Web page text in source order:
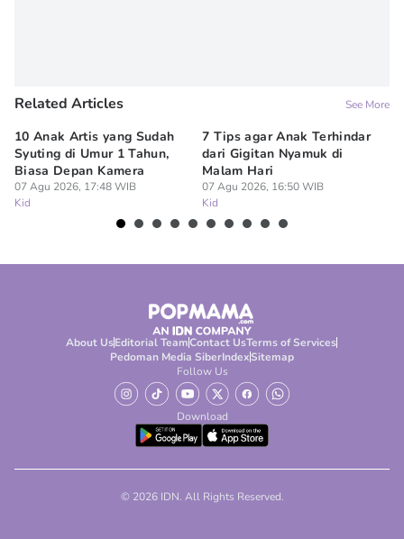
Related Articles See More
10 Anak Artis yang Sudah
Syuting di Umur 1 Tahun,
Biasa Depan Kamera
07 Agu 2026, 17:48 WIB
Kid
7 Tips agar Anak Terhindar
dari Gigitan Nyamuk di
Malam Hari
07 Agu 2026, 16:50 WIB
Kid
About UsEditorial TeamContact UsTerms of Services
Pedoman Media SiberIndexSitemap
Follow Us
Download
© 2026 IDN. All Rights Reserved.